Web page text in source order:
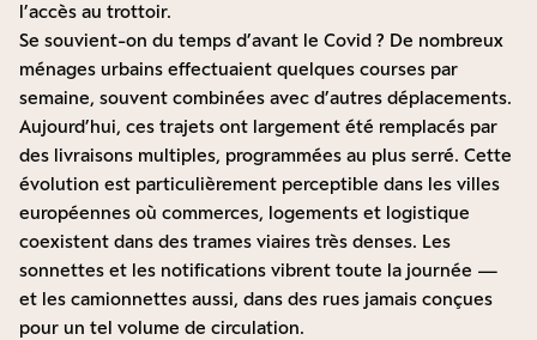
l’accès au trottoir.
Se souvient-on du temps d’avant le Covid ? De nombreux
ménages urbains effectuaient quelques courses par
semaine, souvent combinées avec d’autres déplacements.
Aujourd’hui, ces trajets ont largement été remplacés par
des livraisons multiples, programmées au plus serré. Cette
évolution est particulièrement perceptible dans les villes
européennes où commerces, logements et logistique
coexistent dans des trames viaires très denses. Les
sonnettes et les notifications vibrent toute la journée —
et les camionnettes aussi, dans des rues jamais conçues
pour un tel volume de circulation.